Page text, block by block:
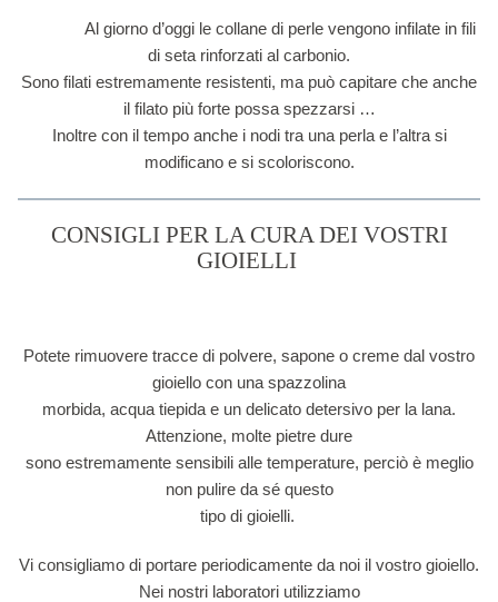
Al giorno d’oggi le collane di perle vengono infilate in fili
di seta rinforzati al carbonio.
Sono filati estremamente resistenti, ma può capitare che anche
il filato più forte possa spezzarsi …
Inoltre con il tempo anche i nodi tra una perla e l’altra si
modificano e si scoloriscono.
CONSIGLI PER LA CURA DEI VOSTRI
GIOIELLI
Potete rimuovere tracce di polvere, sapone o creme dal vostro
gioiello con una spazzolina
morbida, acqua tiepida e un delicato detersivo per la lana.
Attenzione, molte pietre dure
sono estremamente sensibili alle temperature, perciò è meglio
non pulire da sé questo
tipo di gioielli.
Vi consigliamo di portare periodicamente da noi il vostro gioiello.
Nei nostri laboratori utilizziamo